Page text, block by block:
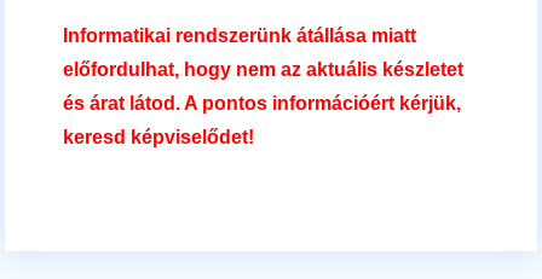
Informatikai rendszerünk átállása miatt
előfordulhat, hogy nem az aktuális készletet
és árat látod. A pontos információért kérjük,
keresd képviselődet!